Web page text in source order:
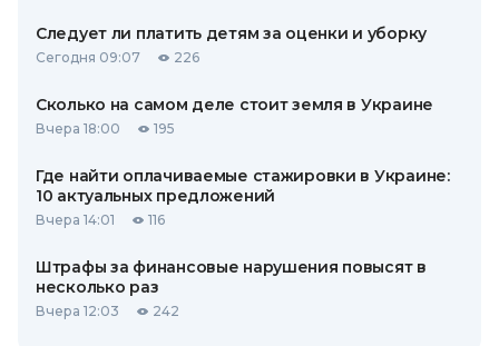
Следует ли платить детям за оценки и уборку
Сегодня 09:07 226
Сколько на самом деле стоит земля в Украине
Вчера 18:00 195
Где найти оплачиваемые стажировки в Украине:
10 актуальных предложений
Вчера 14:01 116
Штрафы за финансовые нарушения повысят в
несколько раз
Вчера 12:03 242